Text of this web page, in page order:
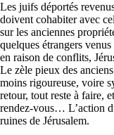
Les juifs déportés
doivent cohabiter avec
sur les anciennes
quelques étrangers
en raison de conflits,
Le zèle pieux des
moins rigoureuse, voire
retour, tout reste à faire,
rendez-vous… L’action
ruines de Jérusalem.